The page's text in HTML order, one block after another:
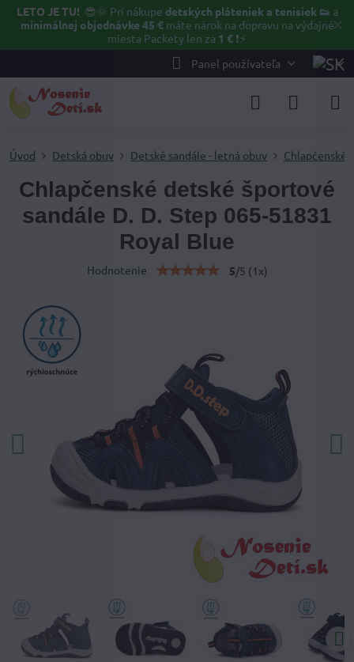
✕
LETO JE TU! 😎🌞 Pri nákupe detských pláteniek a tenisiek 👟 a
minimálnej objednávke 45 €máte nárok na dopravu na výdajné
miesta Packety len za 1 € ❗⚡️
Panel používateľa
Úvod Detská obuv Detské sandále - letná obuv Chlapčenské
Chlapčenské detské športové
sandále D. D. Step 065-51831
Royal Blue
Hodnotenie 5/5 (1 x)